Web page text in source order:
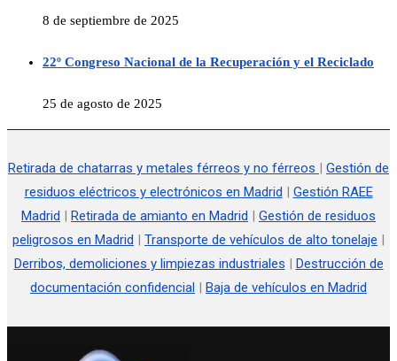
8 de septiembre de 2025
22º Congreso Nacional de la Recuperación y el Reciclado
25 de agosto de 2025
Retirada de chatarras y metales férreos y no férreos | Gestión de
residuos eléctricos y electrónicos en Madrid | Gestión RAEE
Madrid | Retirada de amianto en Madrid | Gestión de residuos
peligrosos en Madrid | Transporte de vehículos de alto tonelaje |
Derribos, demoliciones y limpiezas industriales | Destrucción de
documentación confidencial | Baja de vehículos en Madrid